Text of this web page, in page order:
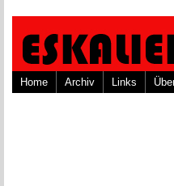
Home Archiv Links